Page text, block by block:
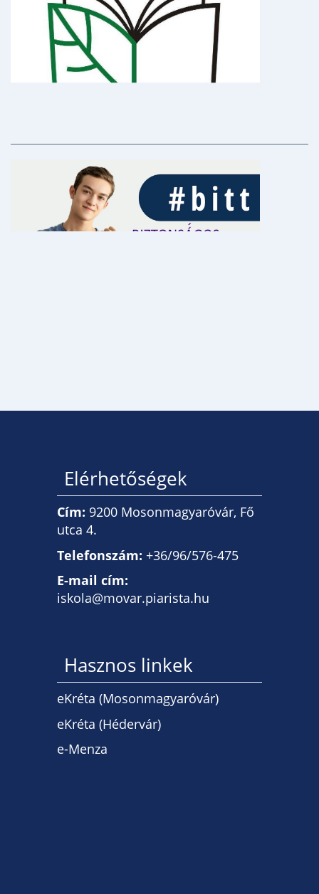
Elérhetőségek
Cím: 9200 Mosonmagyaróvár, Fő
utca 4.
Telefonszám: +36/96/576-475
E-mail cím:
iskola@movar.piarista.hu
Hasznos linkek
eKréta (Mosonmagyaróvár)
eKréta (Hédervár)
e-Menza